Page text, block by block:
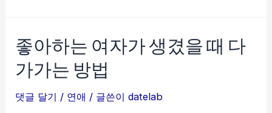
는
남
에
좋아하는 여자가 생겼을 때 다
가가는 방법
댓글 달기 / 연애 / 글쓴이datelab